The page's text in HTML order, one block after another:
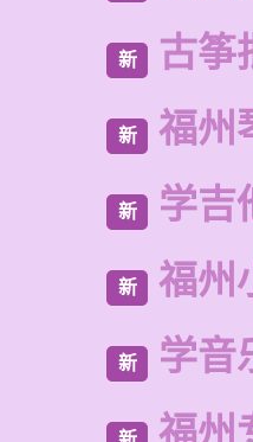
新 古筝
新 福州
新 学吉
新 福州
新 学音
福州